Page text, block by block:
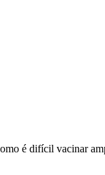
é difícil vacinar